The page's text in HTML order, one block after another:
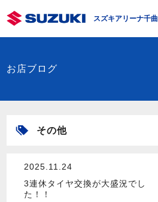
スズキアリーナ千曲
お店ブログ
その他
2025.11.24
3連休タイヤ交換が大盛況でし
た！！